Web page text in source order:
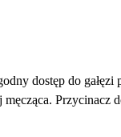
dostęp do gałęzi
Przycinacz